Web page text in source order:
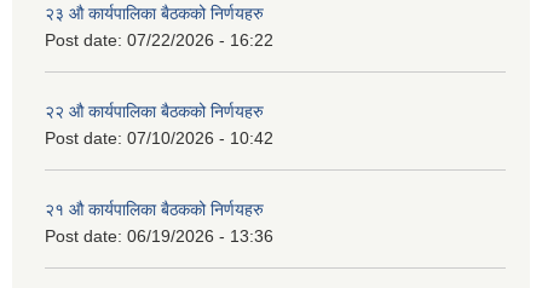
२३ औ कार्यपालिका बैठकको निर्णयहरु
Post date: 07/22/2026 - 16:22
२२ औ कार्यपालिका बैठकको निर्णयहरु
Post date: 07/10/2026 - 10:42
२१ औ कार्यपालिका बैठकको निर्णयहरु
Post date: 06/19/2026 - 13:36